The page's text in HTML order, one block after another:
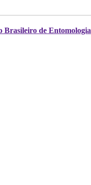
Brasileiro de Entomologia